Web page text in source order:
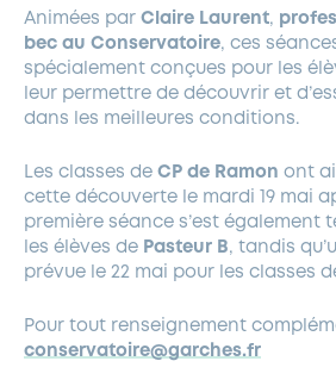
Animées par Claire Laurent,
bec au Conservatoire, ces
spécialement conçues pour les
leur permettre de découvrir et
dans les meilleures conditions.
Les classes de CP de Ramon ont
cette découverte le mardi 19 mai
première séance s’est également
les élèves de Pasteur B, tandis
prévue le 22 mai pour les classes
Pour tout renseignement
conservatoire@garches.fr